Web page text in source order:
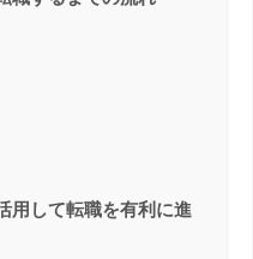
用して転職を有利に進